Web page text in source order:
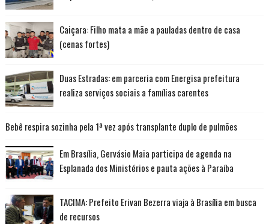
Caiçara: Filho mata a mãe a pauladas dentro de casa
(cenas fortes)
Duas Estradas: em parceria com Energisa prefeitura
realiza serviços sociais a famílias carentes
Bebê respira sozinha pela 1ª vez após transplante duplo de pulmões
Em Brasília, Gervásio Maia participa de agenda na
Esplanada dos Ministérios e pauta ações à Paraíba
TACIMA: Prefeito Erivan Bezerra viaja à Brasília em busca
de recursos